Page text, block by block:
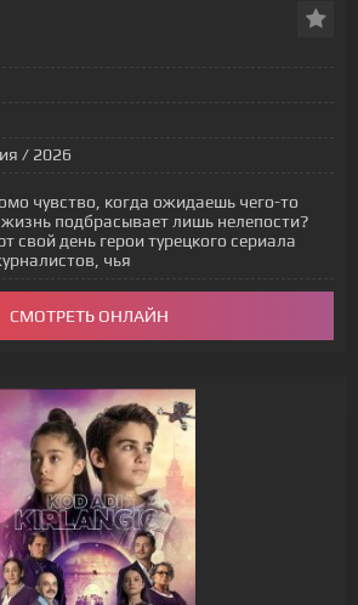
/ 2026
чувство, когда ожидаешь чего-то
подбрасывает лишь нелепости?
свой день герои турецкого сериала
чья
СМОТРЕТЬ ОНЛАЙН